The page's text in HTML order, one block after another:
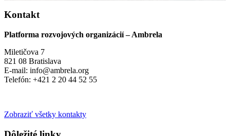
Kontakt
Platforma rozvojových organizácií – Ambrela
Miletičova 7
821 08 Bratislava
E-mail: info@ambrela.org
Telefón: +421 2 20 44 52 55
Zobraziť všetky kontakty